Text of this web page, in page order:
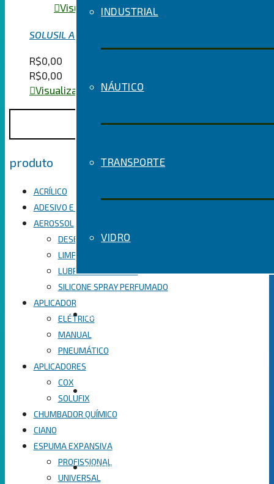
INDUSTRIAL
NÁUTICO
TRANSPORTE
VIDRO
SOBRE
PRODUTOS
Visualizar o seu carrinho
SOLUSIL AQUÁRIO
R$0,00
R$0,00
Visualizar o seu carrinho
produto
ACRÍLICO
ADESIVO E SELANTE HÍBRIDO
AEROSSOL
DESENGRIPANTE
LIMPA CONTATO
LUBRIFICANTE SPRAY
SILICONE SPRAY PERFUMADO
APLICADOR
ELÉTRICO
MANUAL
PNEUMÁTICO
APLICADORES
COX
SOLUFIX
CHUMBADOR QUÍMICO
CIANO
ESPUMA EXPANSIVA
PROFISSIONAL
UNIVERSAL